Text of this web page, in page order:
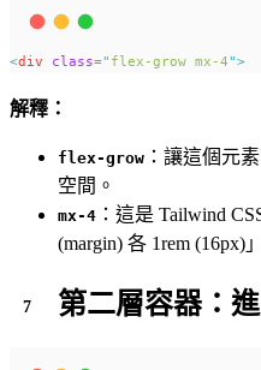
<div class=" flex-grow mx-4">
解釋：
flex-grow ：讓這個元
空間。
mx-4 ：這是 Tailwind
(margin) 各 1rem (16px)
第二層容器：